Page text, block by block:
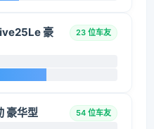
豪
23 位车友
豪华型 54 位车友